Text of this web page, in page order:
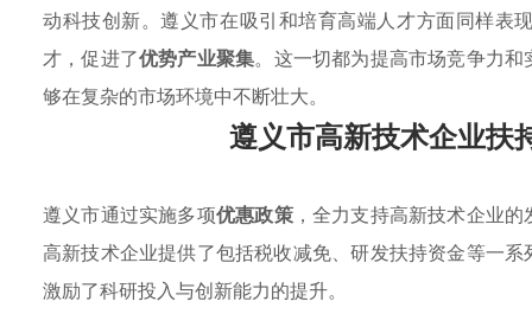
动科技创新。遵义市在吸引和培育高端人才方面同样表
才，促进了优势产业聚集。这一切都为提高市场竞争力
够在复杂的市场环境中不断壮大。
遵义市高新技术企业扶
遵义市通过实施多项优惠政策，全力支持高新技术企业
高新技术企业提供了包括税收减免、研发扶持资金等一系
激励了科研投入与创新能力的提升。